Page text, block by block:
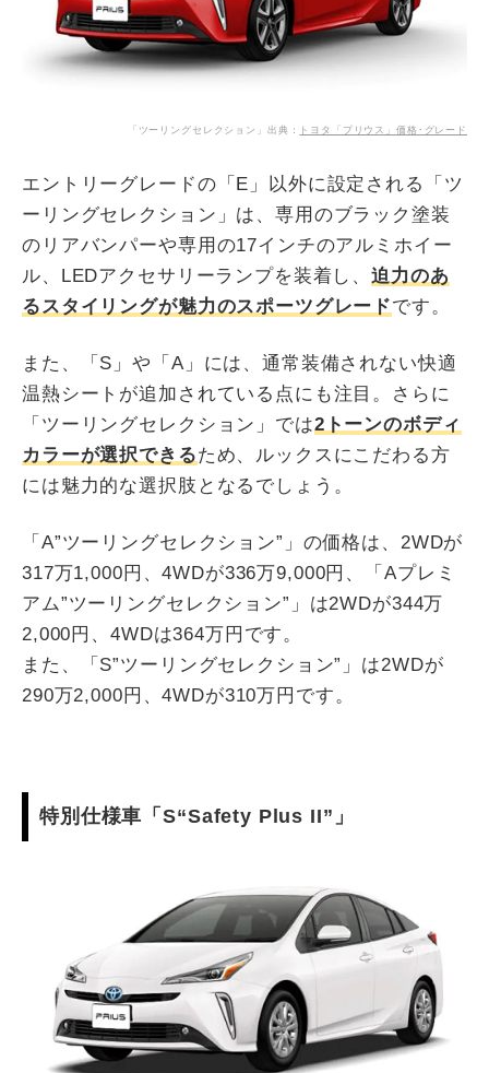
「ツーリングセレクション」出典： トヨタ「プリウス」価格･グレード
エントリーグレードの「E」以外に設定される「ツ
ーリングセレクション」は、専用のブラック塗装
のリアバンパーや専用の17インチのアルミホイー
ル、LEDアクセサリーランプを装着し、迫力のあ
るスタイリングが魅力のスポーツグレードです。
また、「S」や「A」には、通常装備されない快適
温熱シートが追加されている点にも注目。さらに
「ツーリングセレクション」では2トーンのボディ
カラーが選択できるため、ルックスにこだわる方
には魅力的な選択肢となるでしょう。
「A”ツーリングセレクション”」の価格は、2WDが
317万1,000円、4WDが336万9,000円、「Aプレミ
アム”ツーリングセレクション”」は2WDが344万
2,000円、4WDは364万円です。
また、「S”ツーリングセレクション”」は2WDが
290万2,000円、4WDが310万円です。
特別仕様車「S“Safety Plus II”」